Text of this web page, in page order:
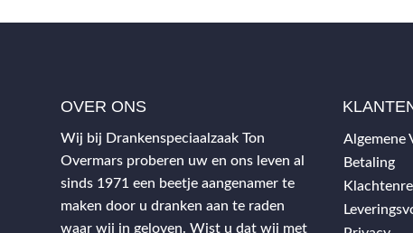
OVER ONS
Wij bij Drankenspeciaalzaak Ton
Overmars proberen uw en ons leven al
sinds 1971 een beetje aangenamer te
maken door u dranken aan te raden
waar wij in geloven. Wist u dat wij met
Algemene
Betaling